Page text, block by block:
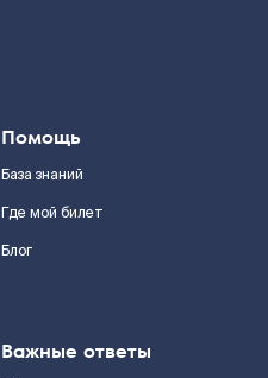
Помощь
База знаний
Где мой билет
Блог
Важные ответы